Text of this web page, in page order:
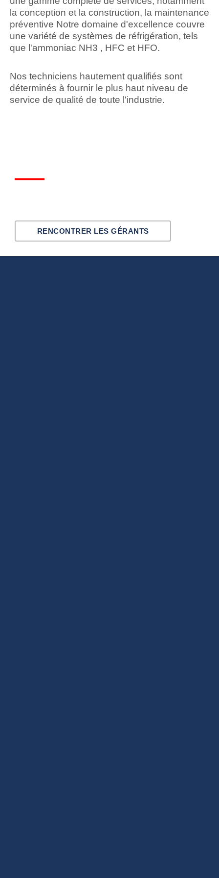
la conception et la construction, la maintenance
préventive Notre domaine d'excellence couvre
une variété de systèmes de réfrigération, tels
que l'ammoniac NH3 , HFC et HFO.
Nos techniciens hautement qualifiés sont
déterminés à fournir le plus haut niveau de
service de qualité de toute l'industrie.
RENCONTRER LES GÉRANTS